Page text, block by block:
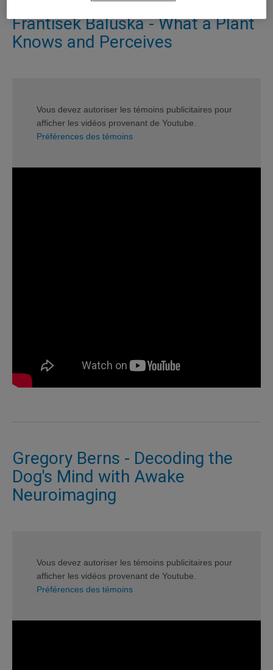
Frantisek Baluska - What a Plant
Knows and Perceives
Vous devez autoriser les témoins publicitaires pour
afficher les vidéos provenant de Youtube.
Préférences des témoins
Gregory Berns - Decoding the
Dog's Mind with Awake
Neuroimaging
Vous devez autoriser les témoins publicitaires pour
afficher les vidéos provenant de Youtube.
Préférences des témoins